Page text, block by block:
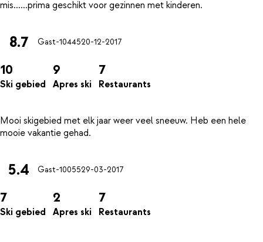
8.7 Gast-1044520-12-2017
10
Ski gebied
9
Apres ski
7
Restaurants
Mooi skigebied met elk jaar weer veel sneeuw. Heb een hele
5.4 Gast-1005529-03-2017
7
Ski gebied
2
Apres ski
7
Restaurants